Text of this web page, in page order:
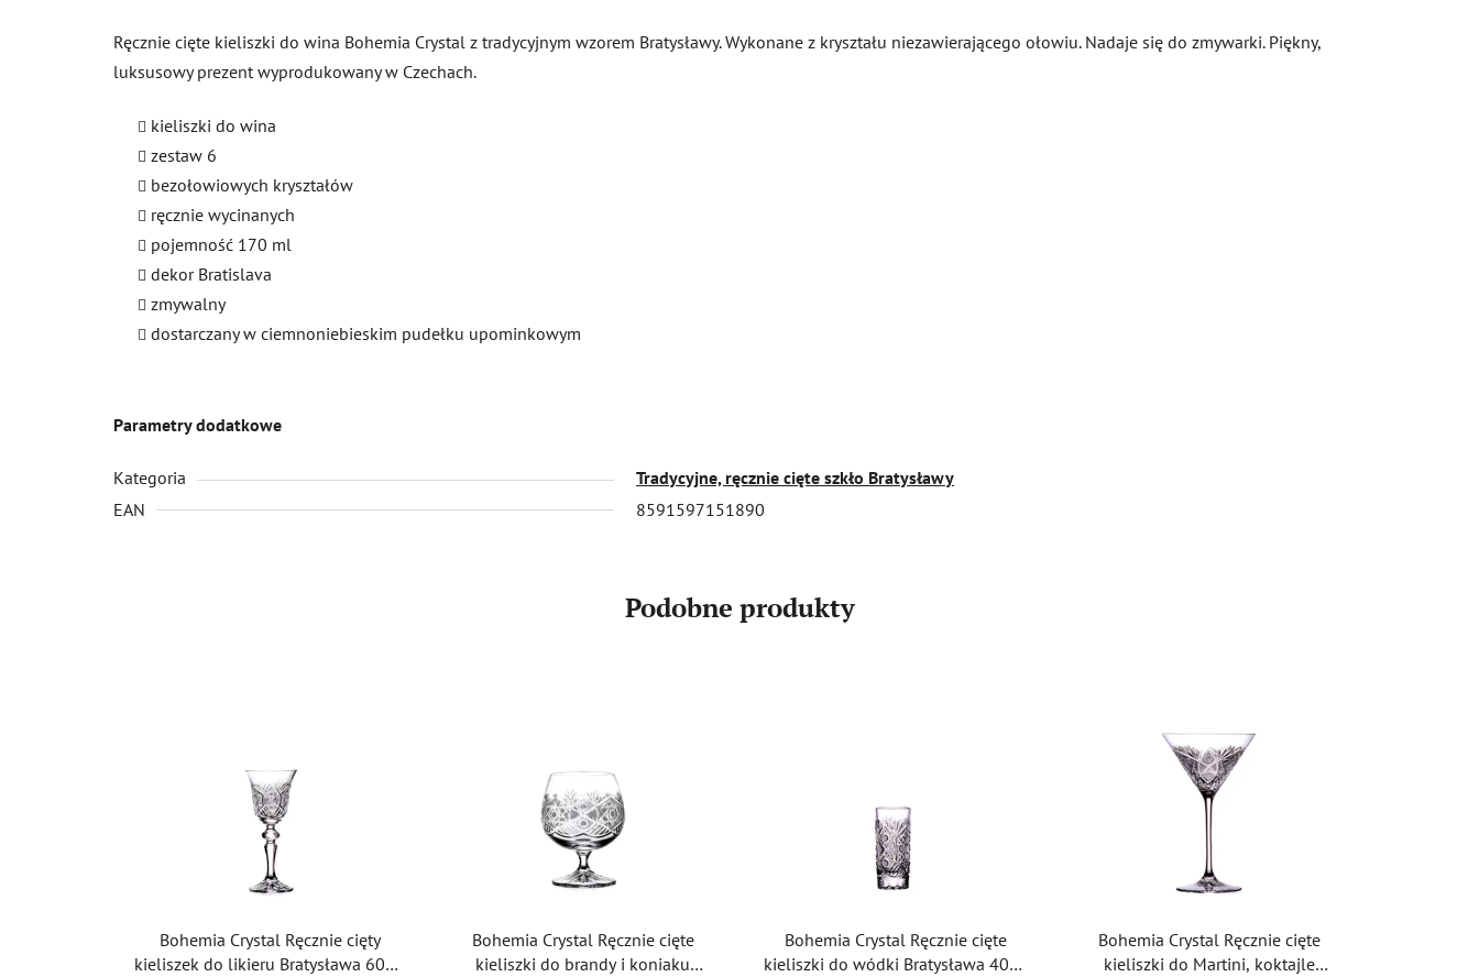
Ręcznie cięte kieliszki do wina Bohemia Crystal z tradycyjnym wzorem Bratysławy. Wykonane z kryształu niezawierającego ołowiu. Nadaje się do zmywarki. Piękny,
luksusowy prezent wyprodukowany w Czechach.
kieliszki do wina
zestaw 6
bezołowiowych kryształów
ręcznie wycinanych
pojemność 170 ml
dekor Bratislava
zmywalny
dostarczany w ciemnoniebieskim pudełku upominkowym
Parametry dodatkowe
Kategoria
Tradycyjne, ręcznie cięte szkło Bratysławy
EAN
8591597151890
Podobne produkty
Bohemia Crystal Ręcznie cięty
kieliszek do likieru Bratysława 60ml
Bohemia Crystal Ręcznie cięte
kieliszki do brandy i koniaku
Bohemia Crystal Ręcznie cięte
kieliszki do wódki Bratysława 40ml
Bohemia Crystal Ręcznie cięte
kieliszki do Martini, koktajle